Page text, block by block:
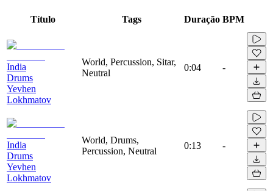
Título Tags Duração BPM
India
Drums
Yevhen
Lokhmatov
World, Percussion, Sitar,
Neutral
0:04 -
India
Drums
Yevhen
Lokhmatov
World, Drums,
Percussion, Neutral
0:13 -